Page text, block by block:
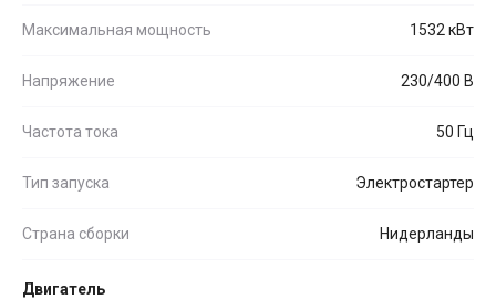
Максимальная мощность 1532 кВт
Напряжение 230/400 В
Частота тока 50 Гц
Тип запуска Электростартер
Страна сборки Нидерланды
Двигатель